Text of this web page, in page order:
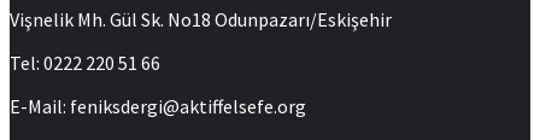
Vişnelik Mh. Gül Sk. No18 Odunpazarı/Eskişehir
Tel: 0222 220 51 66
E-Mail: feniksdergi@aktiffelsefe.org